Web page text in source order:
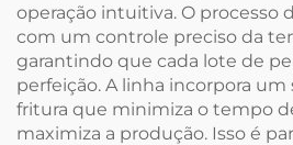
operação intuitiva. O processo
com um controle preciso da
garantindo que cada lote de
perfeição. A linha incorpora
fritura que minimiza o tempo
maximiza a produção. Isso é